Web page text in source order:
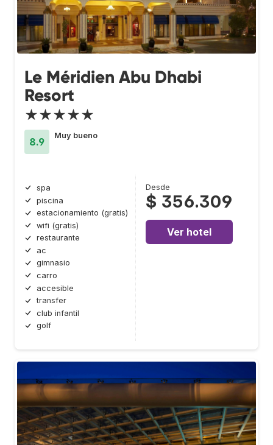
Le Méridien Abu Dhabi
Resort
★★★★★
8.9
Muy bueno
spa
piscina
estacionamiento (gratis)
wifi (gratis)
restaurante
ac
gimnasio
carro
accesible
transfer
club infantil
golf
Desde
$ 356.309
Ver hotel